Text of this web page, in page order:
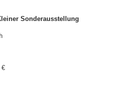
Sonderausstellung
€